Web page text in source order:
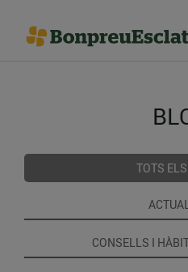
TOTS
CONSELLS I